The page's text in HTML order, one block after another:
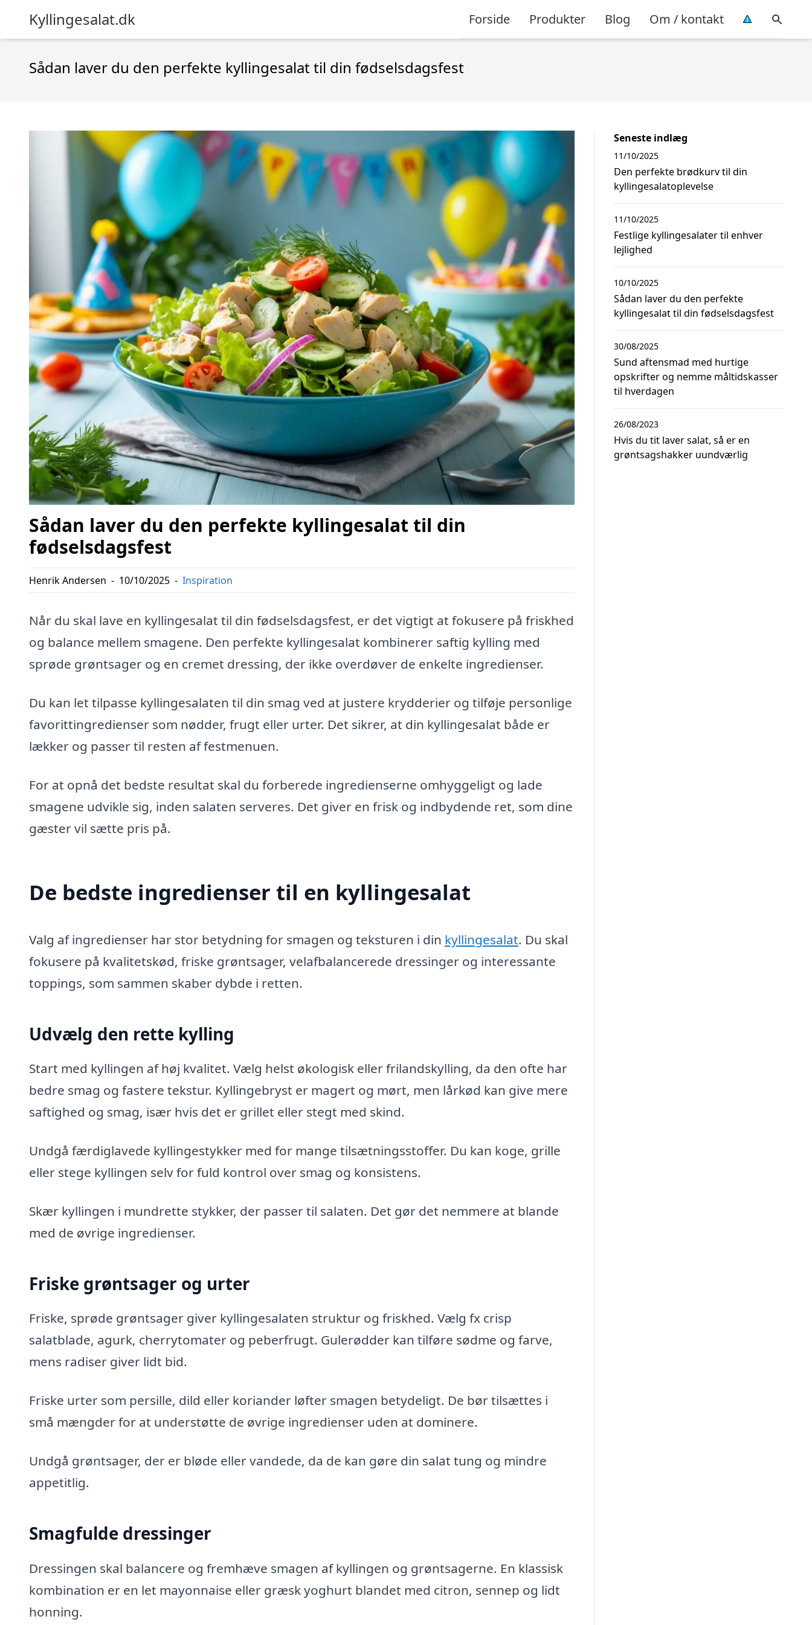
Kyllingesalat.dk Forside Produkter Blog Om / kontakt
Sådan laver du den perfekte kyllingesalat til din fødselsdagsfest
Sådan laver du den perfekte kyllingesalat til din
fødselsdagsfest
Henrik Andersen - 10/10/2025 - Inspiration
Når du skal lave en kyllingesalat til din fødselsdagsfest, er det vigtigt at fokusere på friskhed
og balance mellem smagene. Den perfekte kyllingesalat kombinerer saftig kylling med
sprøde grøntsager og en cremet dressing, der ikke overdøver de enkelte ingredienser.
Du kan let tilpasse kyllingesalaten til din smag ved at justere krydderier og tilføje personlige
favorittingredienser som nødder, frugt eller urter. Det sikrer, at din kyllingesalat både er
lækker og passer til resten af festmenuen.
For at opnå det bedste resultat skal du forberede ingredienserne omhyggeligt og lade
smagene udvikle sig, inden salaten serveres. Det giver en frisk og indbydende ret, som dine
gæster vil sætte pris på.
De bedste ingredienser til en kyllingesalat
Valg af ingredienser har stor betydning for smagen og teksturen i din kyllingesalat. Du skal
fokusere på kvalitetskød, friske grøntsager, velafbalancerede dressinger og interessante
toppings, som sammen skaber dybde i retten.
Udvælg den rette kylling
Start med kyllingen af høj kvalitet. Vælg helst økologisk eller frilandskylling, da den ofte har
bedre smag og fastere tekstur. Kyllingebryst er magert og mørt, men lårkød kan give mere
saftighed og smag, især hvis det er grillet eller stegt med skind.
Undgå færdiglavede kyllingestykker med for mange tilsætningsstoffer. Du kan koge, grille
eller stege kyllingen selv for fuld kontrol over smag og konsistens.
Skær kyllingen i mundrette stykker, der passer til salaten. Det gør det nemmere at blande
med de øvrige ingredienser.
Friske grøntsager og urter
Friske, sprøde grøntsager giver kyllingesalaten struktur og friskhed. Vælg fx crisp
salatblade, agurk, cherrytomater og peberfrugt. Gulerødder kan tilføre sødme og farve,
mens radiser giver lidt bid.
Friske urter som persille, dild eller koriander løfter smagen betydeligt. De bør tilsættes i
små mængder for at understøtte de øvrige ingredienser uden at dominere.
Undgå grøntsager, der er bløde eller vandede, da de kan gøre din salat tung og mindre
appetitlig.
Smagfulde dressinger
Dressingen skal balancere og fremhæve smagen af kyllingen og grøntsagerne. En klassisk
kombination er en let mayonnaise eller græsk yoghurt blandet med citron, sennep og lidt
honning.
Seneste indlæg
Den perfekte brødkurv til din
kyllingesalatoplevelse
11/10/2025
Festlige kyllingesalater til enhver
lejlighed
11/10/2025
Sådan laver du den perfekte
kyllingesalat til din fødselsdagsfest
10/10/2025
Sund aftensmad med hurtige
opskrifter og nemme måltidskasser
til hverdagen
30/08/2025
Hvis du tit laver salat, så er en
grøntsagshakker uundværlig
26/08/2023